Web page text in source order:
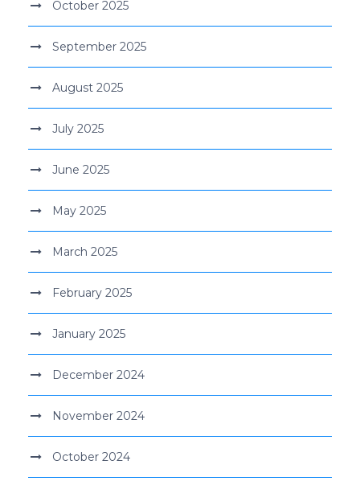
October 2025
September 2025
August 2025
July 2025
June 2025
May 2025
March 2025
February 2025
January 2025
December 2024
November 2024
October 2024